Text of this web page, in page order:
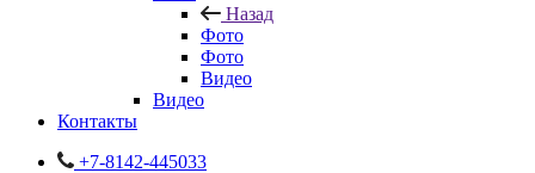
Назад
Фото
Фото
Видео
Видео
Контакты
+7-8142-445033